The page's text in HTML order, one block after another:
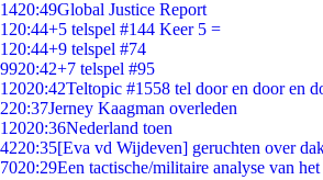
1420:49Global Justice Report
1 20:44+5 telspel #144 Keer 5 =
1 20:44+9 telspel #74
9920:42+7 telspel #95
12020:42Teltopic #1558 tel door en door en
220:37Jerney Kaagman overleden
12020:36Nederland toen
4220:35[Eva vd Wijdeven] geruchten over
7020:29Een tactische/militaire analyse van